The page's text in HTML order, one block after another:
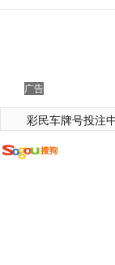
广告
彩民车牌号投注